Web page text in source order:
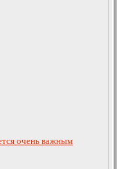
очень важным